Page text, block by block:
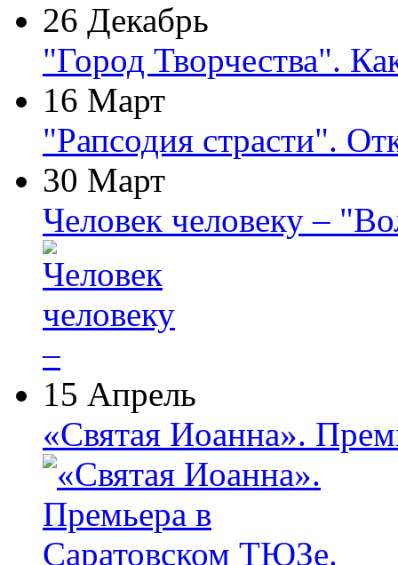
26 Декабрь
"Город Творчества".
16 Март
"Рапсодия страсти".
30 Март
Человек человеку –
15 Апрель
«Святая Иоанна».